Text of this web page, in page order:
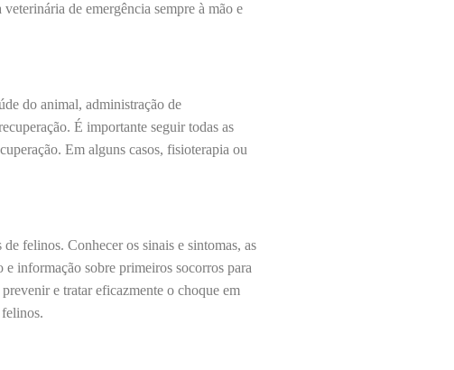
de emergência sempre à mão e
do animal, administração de
É importante seguir todas as
Em alguns casos, fisioterapia ou
felinos. Conhecer os sinais e sintomas, as
informação sobre primeiros socorros para
e tratar eficazmente o choque em